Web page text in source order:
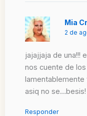
Mia
2 de
jajajjaja de una!!!
nos cuente de
lamentablemente
asiq no se…besis!
Responder